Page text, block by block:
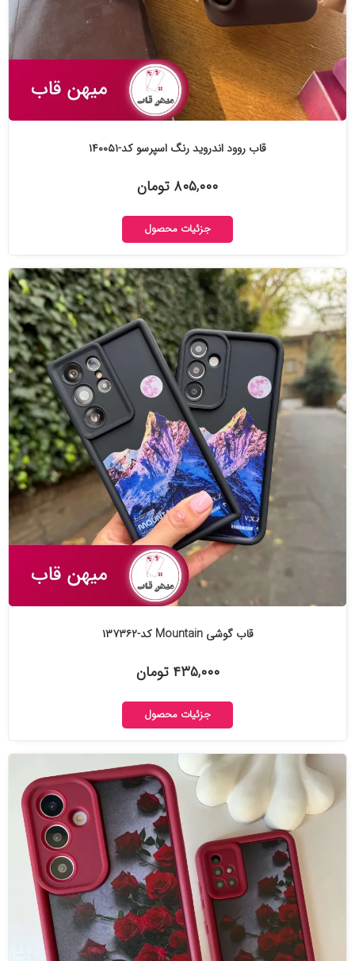
قاب روود اندروید رنگ اسپرسو کد-۱۴۰۰۵۱
۸۰۵,۰۰۰ تومان
جزئیات محصول
قاب گوشی Mountain کد-۱۳۷۳۶۲
۴۳۵,۰۰۰ تومان
جزئیات محصول